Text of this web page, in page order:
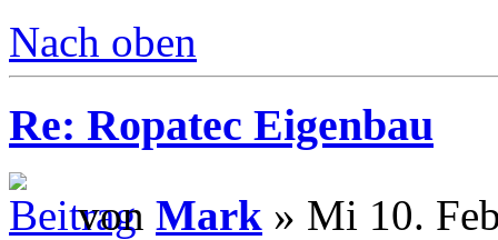
Nach oben
Re: Ropatec Eigenbau
von Mark » Mi 10.